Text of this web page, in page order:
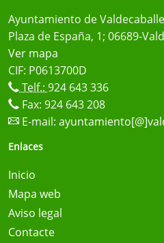
Ayuntamiento de
Plaza de España, 1; 06689-
Ver mapa
CIF: P0613700D
Telf.: 924 643 336
Fax: 924 643 208
E-mail:
Enlaces
Inicio
Mapa web
Aviso legal
Contacte